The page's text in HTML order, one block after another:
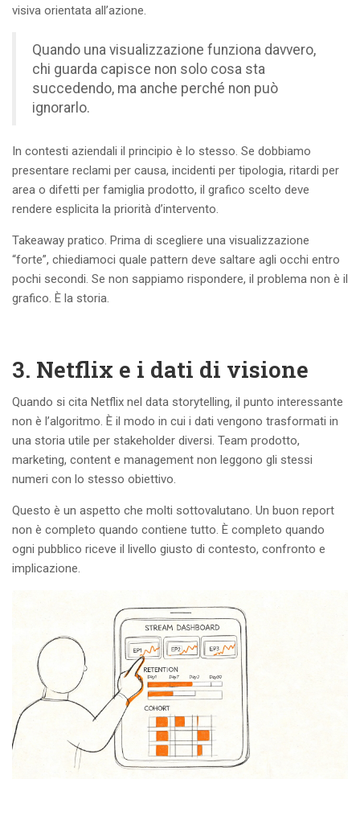
visiva orientata all’azione.
Quando una visualizzazione funziona davvero,
chi guarda capisce non solo cosa sta
succedendo, ma anche perché non può
ignorarlo.
In contesti aziendali il principio è lo stesso. Se dobbiamo
presentare reclami per causa, incidenti per tipologia, ritardi per
area o difetti per famiglia prodotto, il grafico scelto deve
rendere esplicita la priorità d’intervento.
Takeaway pratico. Prima di scegliere una visualizzazione
“forte”, chiediamoci quale pattern deve saltare agli occhi entro
pochi secondi. Se non sappiamo rispondere, il problema non è il
grafico. È la storia.
3. Netflix e i dati di visione
Quando si cita Netflix nel data storytelling, il punto interessante
non è l’algoritmo. È il modo in cui i dati vengono trasformati in
una storia utile per stakeholder diversi. Team prodotto,
marketing, content e management non leggono gli stessi
numeri con lo stesso obiettivo.
Questo è un aspetto che molti sottovalutano. Un buon report
non è completo quando contiene tutto. È completo quando
ogni pubblico riceve il livello giusto di contesto, confronto e
implicazione.